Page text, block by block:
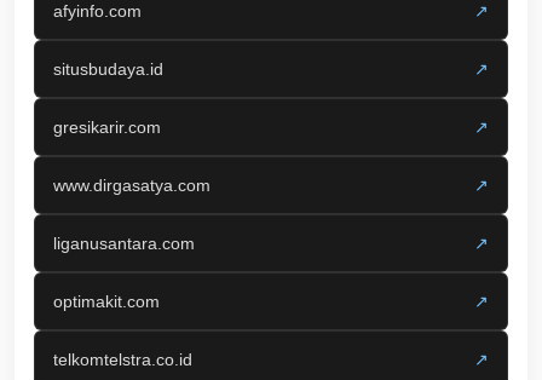
afyinfo.com ↗
situsbudaya.id ↗
gresikarir.com ↗
www.dirgasatya.com ↗
liganusantara.com ↗
optimakit.com ↗
telkomtelstra.co.id ↗